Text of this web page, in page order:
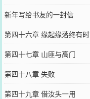
新年写给书友的一封信
第四十六章 缘起缘落终有时
第四十七章 山匪与高门
第四十八章 失败
第四十九章 借汝头一用